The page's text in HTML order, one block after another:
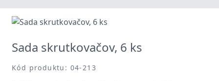
Sada skrutkovačov, 6 ks
Kód produktu: 04-213